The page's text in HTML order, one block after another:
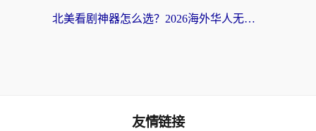
北美看剧神器怎么选？2026海外华人无缝访问国内资源全攻略
友情链接